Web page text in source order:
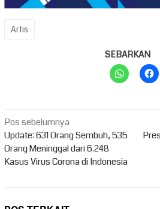
Artis
SEBARKAN
Navigasi
pos
Pos sebelumnya
Update: 631 Orang Sembuh, 535
Orang Meninggal dari 6.248
Kasus Virus Corona di Indonesia